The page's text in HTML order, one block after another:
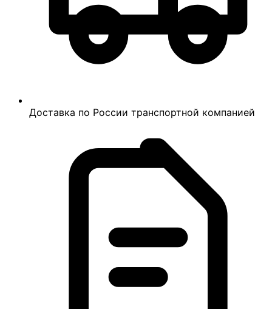
Доставка по России транспортной компанией